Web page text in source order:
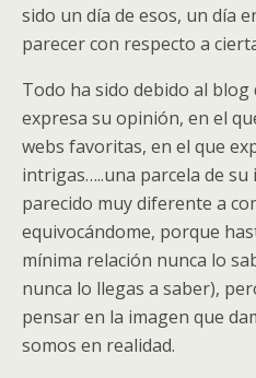
sido un día de esos, un día
parecer con respecto a
Todo ha sido debido al blog
expresa su opinión, en el
webs favoritas, en el que
intrigas…..una parcela de su
parecido muy diferente a
equivocándome, porque
mínima relación nunca lo
nunca lo llegas a saber),
pensar en la imagen que
somos en realidad.